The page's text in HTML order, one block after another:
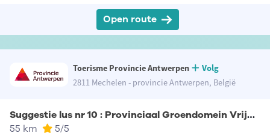
Open route
Toerisme Provincie Antwerpen
Volg
2811 Mechelen - provincie Antwerpen, België
Suggestie lus nr 10 : Provinciaal Groendomein Vrijbroekpark
55 km 5/5